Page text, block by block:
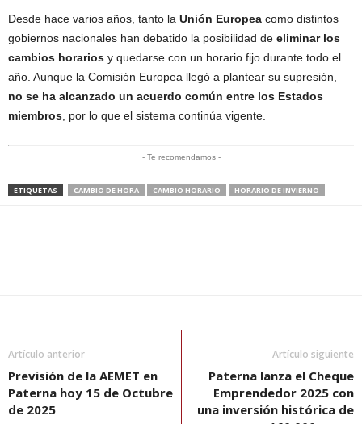
Desde hace varios años, tanto la Unión Europea como distintos
gobiernos nacionales han debatido la posibilidad de eliminar los
cambios horarios y quedarse con un horario fijo durante todo el
año. Aunque la Comisión Europea llegó a plantear su supresión,
no se ha alcanzado un acuerdo común entre los Estados
miembros , por lo que el sistema continúa vigente.
- Te recomendamos -
ETIQUETAS CAMBIO DE HORA CAMBIO HORARIO HORARIO DE INVIERNO
Artículo anterior
Previsión de la AEMET en
Paterna hoy 15 de Octubre
de 2025
Artículo siguiente
Paterna lanza el Cheque
Emprendedor 2025 con
una inversión histórica de